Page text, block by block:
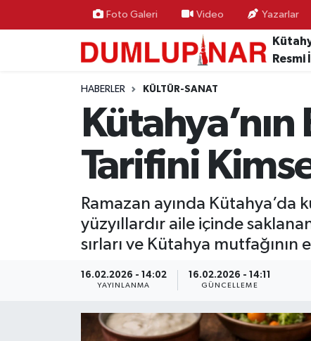
Foto Galeri Video Yazarlar
Resmi
HABERLER KÜLTÜR-SANAT
Tarifini
Ramazan ayında
yüzyıllardır aile içinde
sırları ve Kütahya
16.02.2026 - 14:02
YAYINLANMA
16.02.2026 - 14:11
GÜNCELLEME